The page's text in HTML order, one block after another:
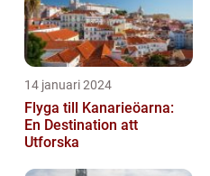
14 januari 2024
Flyga till Kanarieöarna:
En Destination att
Utforska